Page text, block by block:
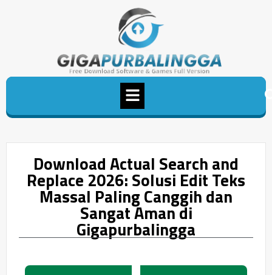
Download Actual Search and
Replace 2026: Solusi Edit Teks
Massal Paling Canggih dan
Sangat Aman di
Gigapurbalingga